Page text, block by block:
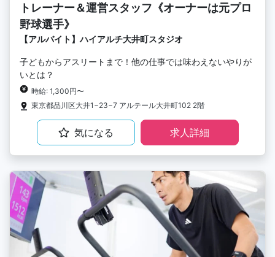
トレーナー＆運営スタッフ《オーナーは元プロ
野球選手》
【アルバイト】ハイアルチ大井町スタジオ
子どもからアスリートまで！他の仕事では味わえないやりが
いとは？
時給: 1,300円〜
東京都品川区大井1−23−7 アルテール大井町102 2階
気になる 求人詳細